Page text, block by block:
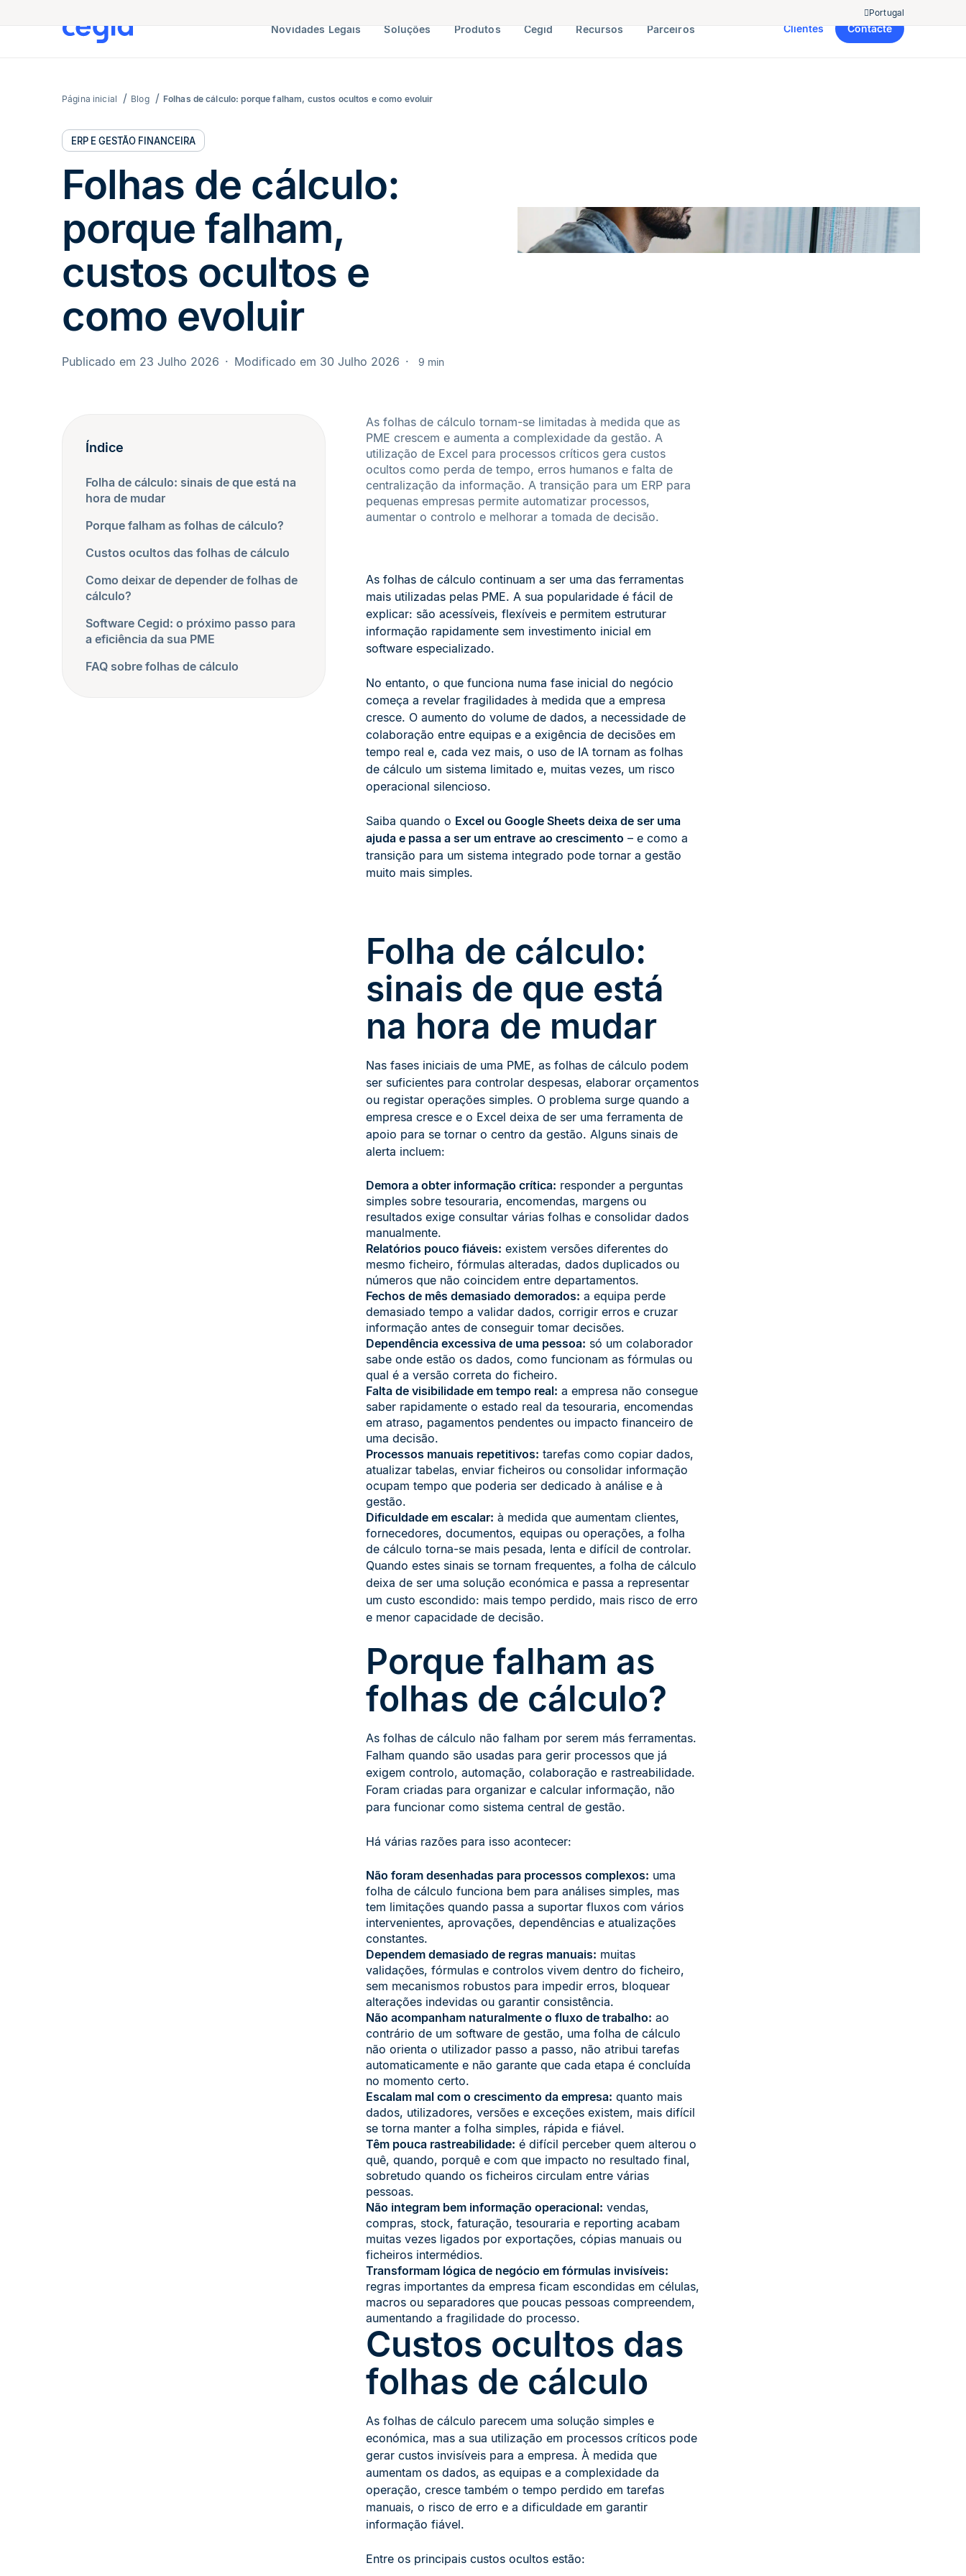
Portugal
Novidades Legais Soluções Produtos Cegid Recursos Parceiros Clientes Contacte
Página inicial Blog Folhas de cálculo: porque falham, custos ocultos e como evoluir
ERP E GESTÃO FINANCEIRA
Folhas de cálculo:
porque falham,
custos ocultos e
como evoluir
Publicado em 23 Julho 2026 Modificado em 30 Julho 2026 9 min
Índice
Folha de cálculo: sinais de que está na
hora de mudar
Porque falham as folhas de cálculo?
Custos ocultos das folhas de cálculo
Como deixar de depender de folhas de
cálculo?
Software Cegid: o próximo passo para
a eficiência da sua PME
FAQ sobre folhas de cálculo
As folhas de cálculo tornam-se limitadas à medida que as
PME crescem e aumenta a complexidade da gestão. A
utilização de Excel para processos críticos gera custos
ocultos como perda de tempo, erros humanos e falta de
centralização da informação. A transição para um ERP para
pequenas empresas permite automatizar processos,
aumentar o controlo e melhorar a tomada de decisão.
As folhas de cálculo continuam a ser uma das ferramentas
mais utilizadas pelas PME. A sua popularidade é fácil de
explicar: são acessíveis, flexíveis e permitem estruturar
informação rapidamente sem investimento inicial em
software especializado.
No entanto, o que funciona numa fase inicial do negócio
começa a revelar fragilidades à medida que a empresa
cresce. O aumento do volume de dados, a necessidade de
colaboração entre equipas e a exigência de decisões em
tempo real e, cada vez mais, o uso de IA tornam as folhas
de cálculo um sistema limitado e, muitas vezes, um risco
operacional silencioso.
Saiba quando o Excel ou Google Sheets deixa de ser uma
ajuda e passa a ser um entrave ao crescimento – e como a
transição para um sistema integrado pode tornar a gestão
muito mais simples.
Folha de cálculo:
sinais de que está
na hora de mudar
Nas fases iniciais de uma PME, as folhas de cálculo podem
ser suficientes para controlar despesas, elaborar orçamentos
ou registar operações simples. O problema surge quando a
empresa cresce e o Excel deixa de ser uma ferramenta de
apoio para se tornar o centro da gestão. Alguns sinais de
alerta incluem:
Demora a obter informação crítica: responder a perguntas
simples sobre tesouraria, encomendas, margens ou
resultados exige consultar várias folhas e consolidar dados
manualmente.
Relatórios pouco fiáveis: existem versões diferentes do
mesmo ficheiro, fórmulas alteradas, dados duplicados ou
números que não coincidem entre departamentos.
Fechos de mês demasiado demorados: a equipa perde
demasiado tempo a validar dados, corrigir erros e cruzar
informação antes de conseguir tomar decisões.
Dependência excessiva de uma pessoa: só um colaborador
sabe onde estão os dados, como funcionam as fórmulas ou
qual é a versão correta do ficheiro.
Falta de visibilidade em tempo real: a empresa não consegue
saber rapidamente o estado real da tesouraria, encomendas
em atraso, pagamentos pendentes ou impacto financeiro de
uma decisão.
Processos manuais repetitivos: tarefas como copiar dados,
atualizar tabelas, enviar ficheiros ou consolidar informação
ocupam tempo que poderia ser dedicado à análise e à
gestão.
Dificuldade em escalar: à medida que aumentam clientes,
fornecedores, documentos, equipas ou operações, a folha
de cálculo torna-se mais pesada, lenta e difícil de controlar.
Quando estes sinais se tornam frequentes, a folha de cálculo
deixa de ser uma solução económica e passa a representar
um custo escondido: mais tempo perdido, mais risco de erro
e menor capacidade de decisão.
Porque falham as
folhas de cálculo?
As folhas de cálculo não falham por serem más ferramentas.
Falham quando são usadas para gerir processos que já
exigem controlo, automação, colaboração e rastreabilidade.
Foram criadas para organizar e calcular informação, não
para funcionar como sistema central de gestão.
Há várias razões para isso acontecer:
Não foram desenhadas para processos complexos: uma
folha de cálculo funciona bem para análises simples, mas
tem limitações quando passa a suportar fluxos com vários
intervenientes, aprovações, dependências e atualizações
constantes.
Dependem demasiado de regras manuais: muitas
validações, fórmulas e controlos vivem dentro do ficheiro,
sem mecanismos robustos para impedir erros, bloquear
alterações indevidas ou garantir consistência.
Não acompanham naturalmente o fluxo de trabalho: ao
contrário de um software de gestão, uma folha de cálculo
não orienta o utilizador passo a passo, não atribui tarefas
automaticamente e não garante que cada etapa é concluída
no momento certo.
Escalam mal com o crescimento da empresa: quanto mais
dados, utilizadores, versões e exceções existem, mais difícil
se torna manter a folha simples, rápida e fiável.
Têm pouca rastreabilidade: é difícil perceber quem alterou o
quê, quando, porquê e com que impacto no resultado final,
sobretudo quando os ficheiros circulam entre várias
pessoas.
Não integram bem informação operacional: vendas,
compras, stock, faturação, tesouraria e reporting acabam
muitas vezes ligados por exportações, cópias manuais ou
ficheiros intermédios.
Transformam lógica de negócio em fórmulas invisíveis:
regras importantes da empresa ficam escondidas em células,
macros ou separadores que poucas pessoas compreendem,
aumentando a fragilidade do processo.
Custos ocultos das
folhas de cálculo
As folhas de cálculo parecem uma solução simples e
económica, mas a sua utilização em processos críticos pode
gerar custos invisíveis para a empresa. À medida que
aumentam os dados, as equipas e a complexidade da
operação, cresce também o tempo perdido em tarefas
manuais, o risco de erro e a dificuldade em garantir
informação fiável.
Entre os principais custos ocultos estão: